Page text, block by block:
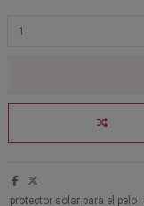
protector solar para el pelo